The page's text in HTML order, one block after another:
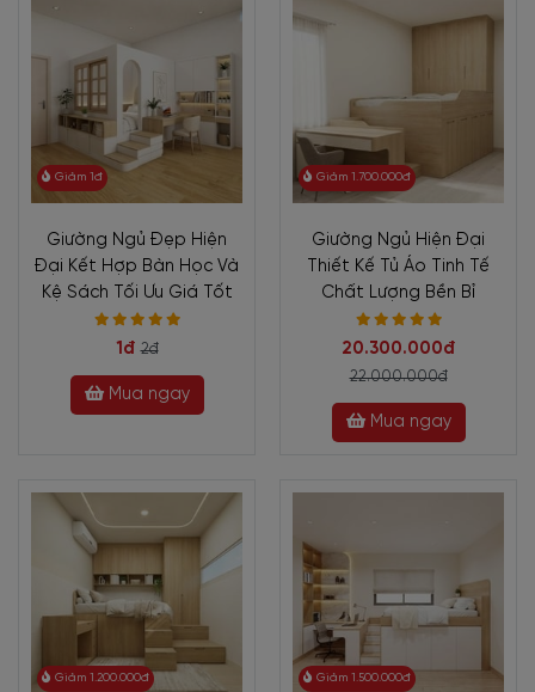
Giảm 1đ
Giường Ngủ Đẹp Hiện
Đại Kết Hợp Bàn Học Và
Kệ Sách Tối Ưu Giá Tốt
1đ 2đ
Mua ngay
Giảm 1.700.000đ
Giường Ngủ Hiện Đại
Thiết Kế Tủ Áo Tinh Tế
Chất Lượng Bền Bỉ
20.300.000đ
22.000.000đ
Mua ngay
Giảm 1.200.000đ Giảm 1.500.000đ